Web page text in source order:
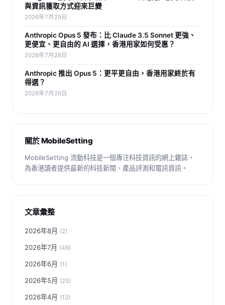
與資訊獲取方式迎來巨變
2026年7月29日
Anthropic Opus 5 發布：比 Claude 3.5 Sonnet 更強、
更便宜、更自由的 AI 選擇，香港用家如何受惠？
2026年7月28日
Anthropic 推出 Opus 5：更平更自由，香港用家終於有
得選？
2026年7月26日
關於 MobileSetting
MobileSetting 流動科技是一個專注科技資訊的網上雜誌，
為香港讀者提供最新的科技新聞、產品評測和電訊資訊。
文章彙整
2026年8月 (2)
2026年7月 (46)
2026年6月 (1)
2026年5月 (25)
2026年4月 (12)